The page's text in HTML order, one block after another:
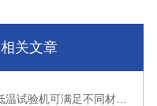
相关文章